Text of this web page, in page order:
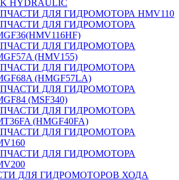
HYDRAULIC
ДЛЯ ГИДРОМОТОРА HMV110
ДЛЯ ГИДРОМОТОРА
ДЛЯ ГИДРОМОТОРА
(HMV155)
ДЛЯ ГИДРОМОТОРА
(HMGF57LA)
ДЛЯ ГИДРОМОТОРА
(MSF340)
ДЛЯ ГИДРОМОТОРА
(HMGF40FA)
ДЛЯ ГИДРОМОТОРА
ДЛЯ ГИДРОМОТОРА
ДЛЯ ГИДРОМОТОРОВ ХОДА